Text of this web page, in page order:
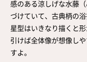
感のある涼しげな水藤
づけていて、古典柄の
星型はいきなり描くと
引けば全体像が想像し
すよ。